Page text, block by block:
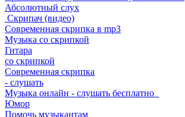
Абсолютный слух
Скрипач (видео)
Современная скрипка в mp3
Музыка со скрипкой
Гитара
со скрипкой
Современная скрипка
- слушать
Музыка онлайн - слушать бесплатно
Юмор
Помочь музыкантам